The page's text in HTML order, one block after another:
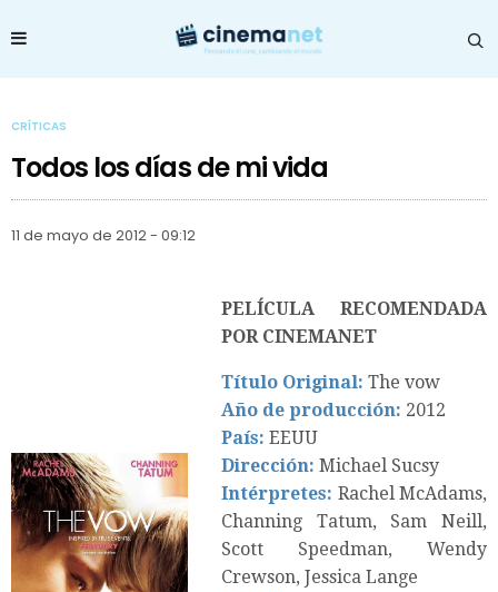
CRÍTICAS
Todos los días de mi vida
11 de mayo de 2012 - 09:12
PELÍCULA RECOMENDADA
POR CINEMANET
Título Original: The vow
Año de producción: 2012
País: EEUU
Dirección: Michael Sucsy
Intérpretes: Rachel McAdams,
Channing Tatum, Sam Neill,
Scott Speedman, Wendy
Crewson, Jessica Lange